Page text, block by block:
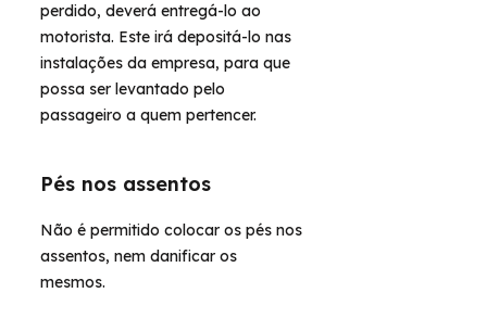
perdido, deverá entregá-lo ao
motorista. Este irá depositá-lo nas
instalações da empresa, para que
possa ser levantado pelo
passageiro a quem pertencer.
Pés nos assentos
Não é permitido colocar os pés nos
assentos, nem danificar os
mesmos.